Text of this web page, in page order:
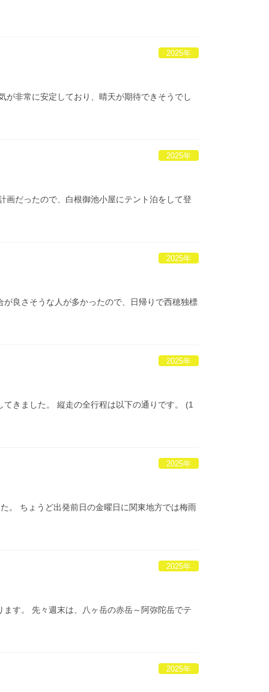
2025年
が非常に安定しており、晴天が期待できそうでし
2025年
画だったので、白根御池小屋にテント泊をして登
2025年
良さそうな人が多かったので、日帰りで西穂独標
2025年
きました。 縦走の全行程は以下の通りです。 (1
2025年
。 ちょうど出発前日の金曜日に関東地方では梅雨
2025年
す。 先々週末は、八ヶ岳の赤岳～阿弥陀岳でテ
2025年